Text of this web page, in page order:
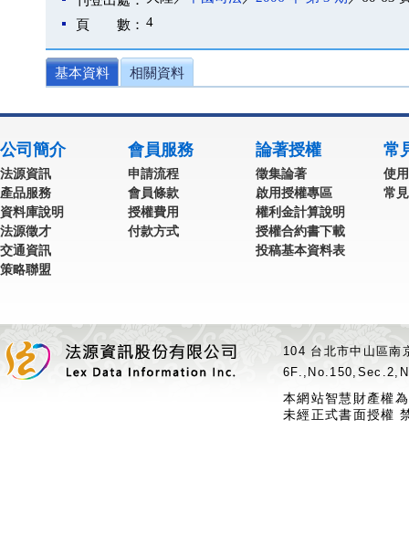
頁 數： 4
基本資料 相關資料
公司簡介
法源資訊
產品服務
資料庫說明
法源徵才
交通資訊
策略聯盟
會員服務
申請流程
會員條款
授權費用
付款方式
論著授權
徵集論著
啟用授權專區
權利金計算說明
授權合約書下載
投稿基本資料表
常
使
常
104 台北市中山區
本網站智慧財產權
未經正式書面授權